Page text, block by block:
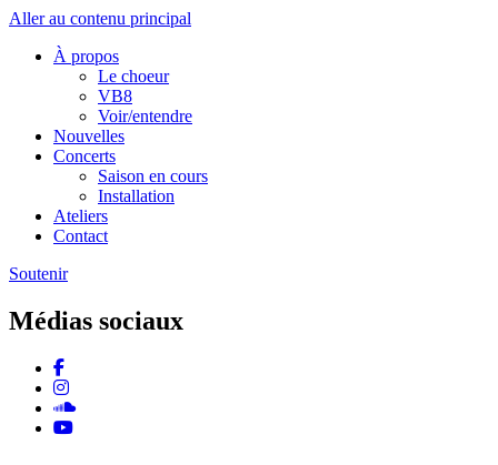
Aller au contenu principal
À propos
Le choeur
VB8
Voir/entendre
Nouvelles
Concerts
Saison en cours
Installation
Ateliers
Contact
Soutenir
Médias sociaux